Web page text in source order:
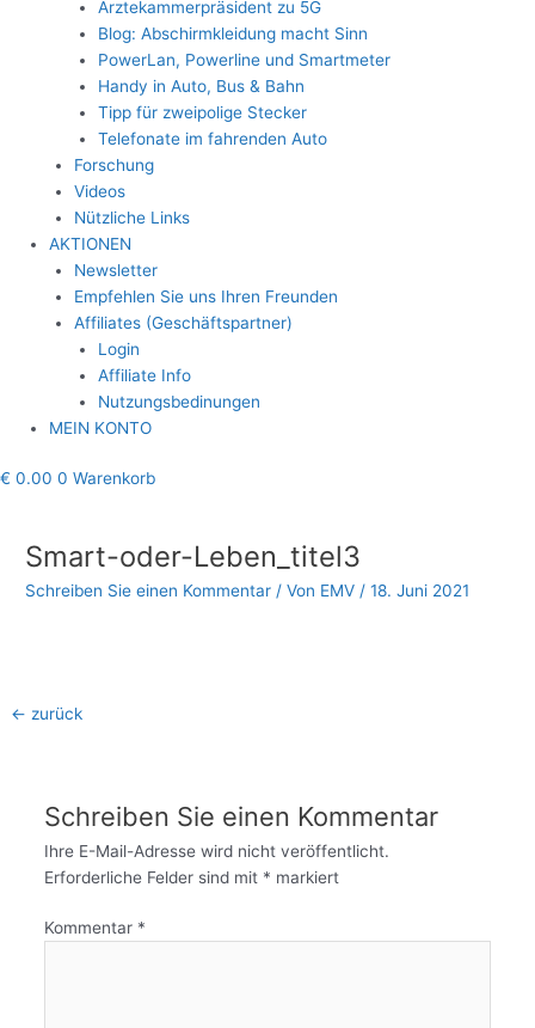
Ärztekammerpräsident zu 5G
Blog: Abschirmkleidung macht Sinn
PowerLan, Powerline und Smartmeter
Handy in Auto, Bus & Bahn
Tipp für zweipolige Stecker
Telefonate im fahrenden Auto
Forschung
Videos
Nützliche Links
AKTIONEN
Newsletter
Empfehlen Sie uns Ihren Freunden
Affiliates (Geschäftspartner)
Login
Affiliate Info
Nutzungsbedinungen
MEIN KONTO
€ 0.00 0 Warenkorb
Smart-oder-Leben_titel3
Schreiben Sie einen Kommentar / Von EMV /18. Juni 2021
← zurück
Schreiben Sie einen Kommentar
Ihre E-Mail-Adresse wird nicht veröffentlicht.
Erforderliche Felder sind mit * markiert
Kommentar *